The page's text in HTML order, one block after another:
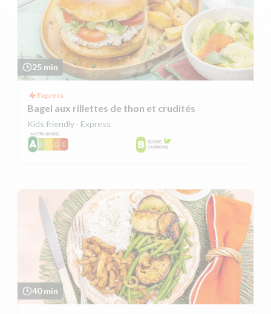
25 min
Express
Bagel aux rillettes de thon et crudités
Kids friendly · Express
40 min